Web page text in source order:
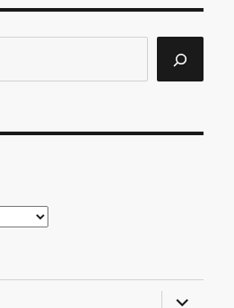
almenü